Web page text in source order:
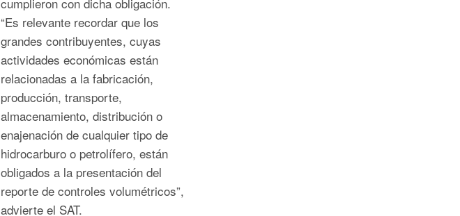
“Es relevante recordar que los
grandes contribuyentes, cuyas
actividades económicas están
relacionadas a la fabricación,
producción, transporte,
almacenamiento, distribución o
enajenación de cualquier tipo de
hidrocarburo o petrolífero, están
obligados a la presentación del
reporte de controles volumétricos”,
advierte el SAT.